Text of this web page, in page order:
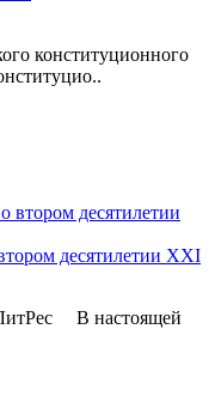
конституционного
десятилетии ХХI
В настоящей